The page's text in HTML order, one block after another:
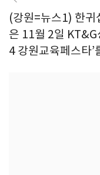
(강원=뉴스1) 한귀
은 11월 2일
4 강원교육페스타’